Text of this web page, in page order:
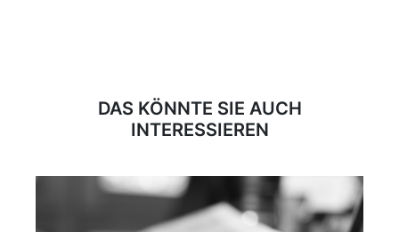
DAS KÖNNTE SIE AUCH
INTERESSIEREN